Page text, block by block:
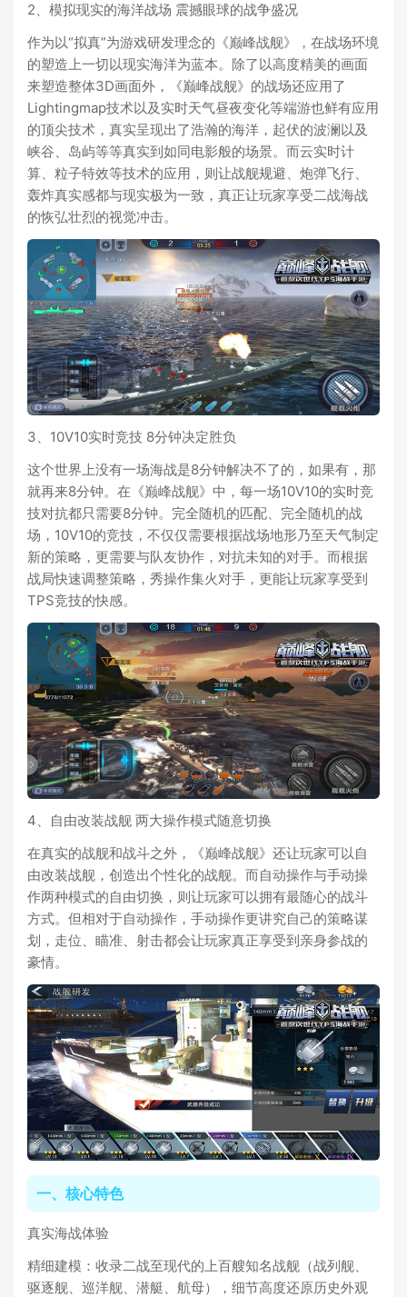
2、模拟现实的海洋战场 震撼眼球的战争盛况
作为以“拟真”为游戏研发理念的《巅峰战舰》，在战场环境
的塑造上一切以现实海洋为蓝本。除了以高度精美的画面
来塑造整体3D画面外，《巅峰战舰》的战场还应用了
Lightingmap技术以及实时天气昼夜变化等端游也鲜有应用
的顶尖技术，真实呈现出了浩瀚的海洋，起伏的波澜以及
峡谷、岛屿等等真实到如同电影般的场景。而云实时计
算、粒子特效等技术的应用，则让战舰规避、炮弹飞行、
轰炸真实感都与现实极为一致，真正让玩家享受二战海战
的恢弘壮烈的视觉冲击。
3、10V10实时竞技 8分钟决定胜负
这个世界上没有一场海战是8分钟解决不了的，如果有，那
就再来8分钟。在《巅峰战舰》中，每一场10V10的实时竞
技对抗都只需要8分钟。完全随机的匹配、完全随机的战
场，10V10的竞技，不仅仅需要根据战场地形乃至天气制定
新的策略，更需要与队友协作，对抗未知的对手。而根据
战局快速调整策略，秀操作集火对手，更能让玩家享受到
TPS竞技的快感。
4、自由改装战舰 两大操作模式随意切换
在真实的战舰和战斗之外，《巅峰战舰》还让玩家可以自
由改装战舰，创造出个性化的战舰。而自动操作与手动操
作两种模式的自由切换，则让玩家可以拥有最随心的战斗
方式。但相对于自动操作，手动操作更讲究自己的策略谋
划，走位、瞄准、射击都会让玩家真正享受到亲身参战的
豪情。
一、核心特色
真实海战体验
精细建模：收录二战至现代的上百艘知名战舰（战列舰、
驱逐舰、巡洋舰、潜艇、航母），细节高度还原历史外观